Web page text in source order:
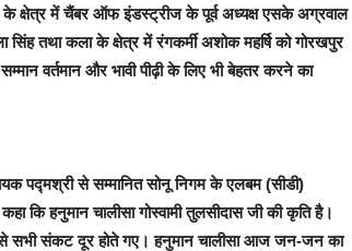
के क्षेत्र में चैंबर ऑफ इंडस्ट्रीज के पूर्व अध्यक्ष एसके अग्रवाल
सिंह तथा कला के क्षेत्र में रंगकर्मी अशोक महर्षि को गोरखपुर
वर्तमान और भावी पीढ़ी के लिए भी बेहतर करने का
पद्मश्री से सम्मानित सोनू निगम के एलबम (सीडी)
कि हनुमान चालीसा गोस्वामी तुलसीदास जी की कृति है।
सभी संकट दूर होते गए। हनुमान चालीसा आज जन-जन का